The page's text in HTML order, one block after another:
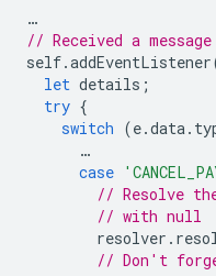
…
// Received a
self.addEventListener
let details ;
try {
switch (e.data.
…
case
// Resolve
// with null
resolver .
// Don't